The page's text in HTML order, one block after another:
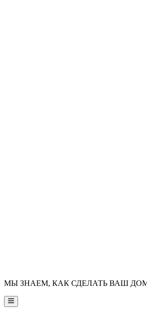
МЫ ЗНАЕМ, КАК СДЕЛАТЬ ВАШ
Главное
меню